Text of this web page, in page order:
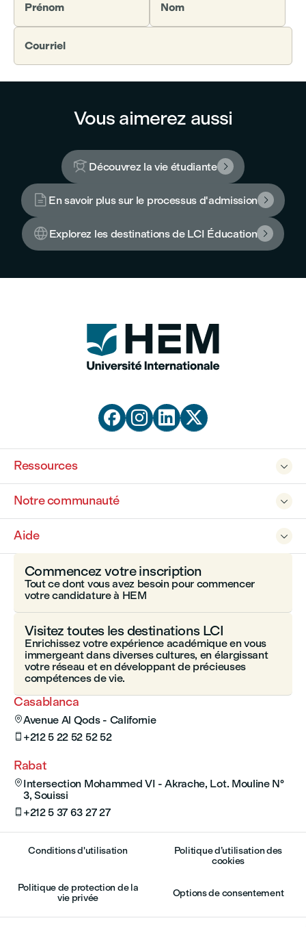
Prénom Nom
Courriel
Vous aimerez aussi
 Découvrez la vie étudiante 
 En savoir plus sur le processus d'admission 
Explorez les destinations de LCI Éducation 
   

Ressources

Notre communauté

Aide
Casablanca
Avenue Al Qods - Californie
 +212 5 22 52 52 52
Rabat
 Intersection Mohammed VI - Akrache, Lot. Mouline N°
3, Souissi
 +212 5 37 63 27 27
Commencez votre inscription
Tout ce dont vous avez besoin pour commencer
votre candidature à HEM
Visitez toutes les destinations LCI
Enrichissez votre expérience académique en vous
immergeant dans diverses cultures, en élargissant
votre réseau et en développant de précieuses
compétences de vie.
Conditions d'utilisation
Politique d’utilisation des
cookies
Politique de protection de la
vie privée
Options de consentement